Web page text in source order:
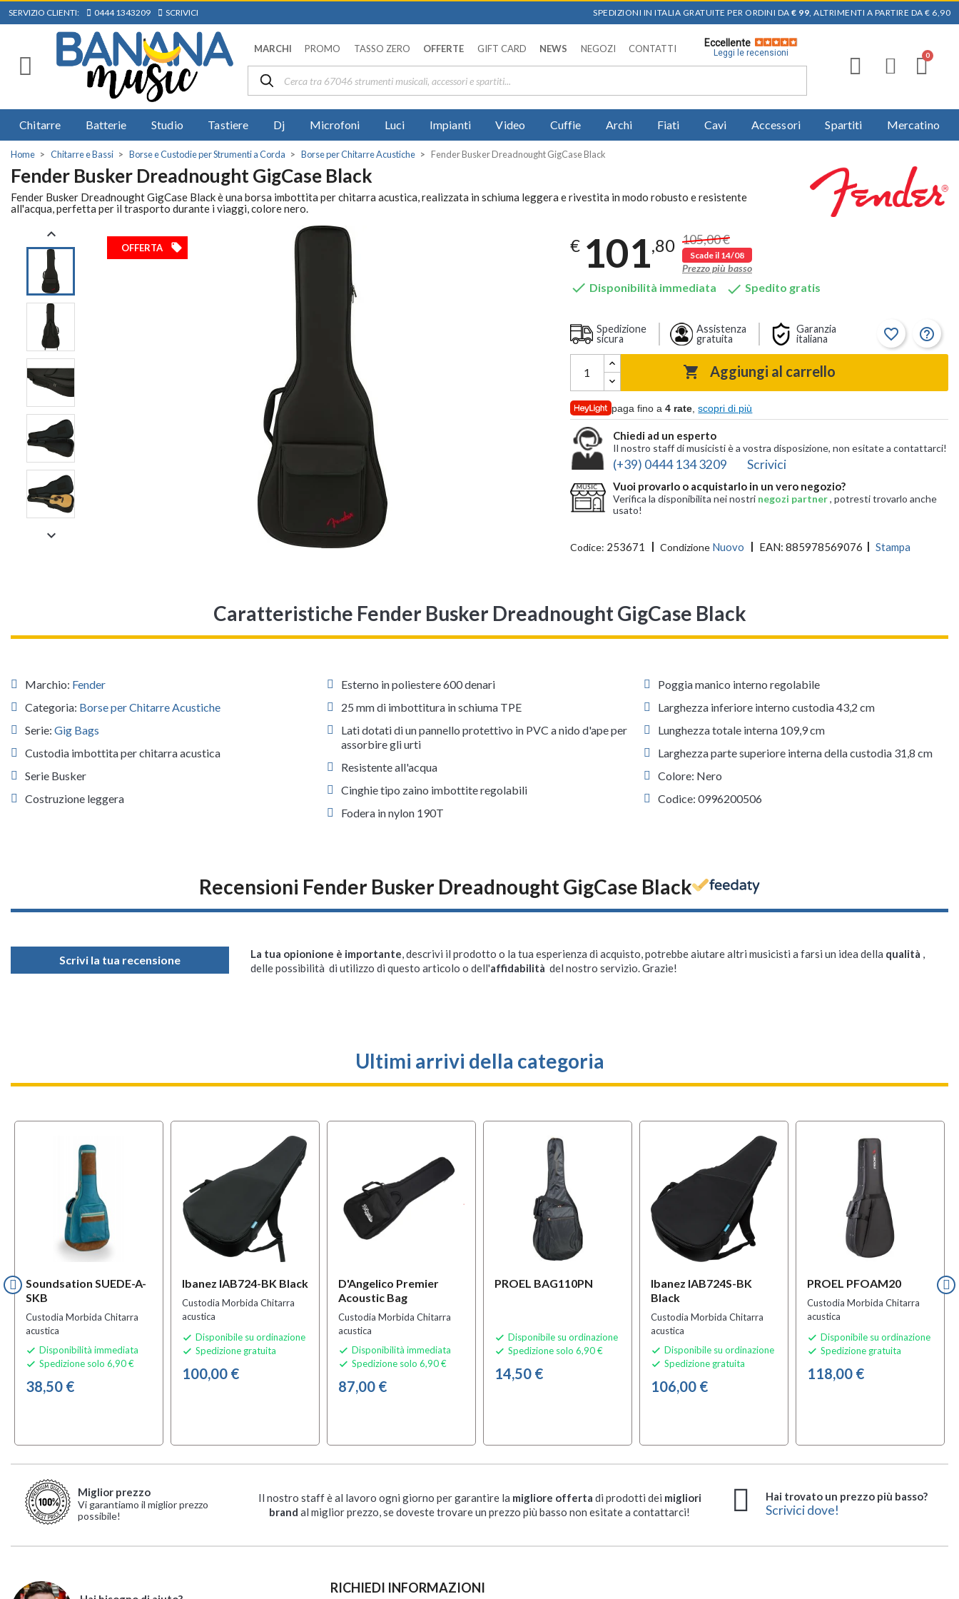
SERVIZIO CLIENTI: 0444 1343209 SCRIVICI SPEDIZIONI IN ITALIA GRATUITE PER ORDINI DA € 99, ALTRIMENTI A PARTIRE DA € 6,90
MARCHI PROMO TASSO ZERO OFFERTE GIFT CARD NEWS NEGOZI CONTATTI
Eccellente
Leggi le recensioni
Chitarre Batterie Studio Tastiere Dj Microfoni Luci Impianti Video Cuffie Archi Fiati Cavi Accessori Spartiti Mercatino
Home Chitarre e Bassi Borse e Custodie per Strumenti a Corda Borse per Chitarre Acustiche Fender Busker Dreadnought GigCase Black
Fender Busker Dreadnought GigCase Black
Fender Busker Dreadnought GigCase Black è una borsa imbottita per chitarra acustica, realizzata in schiuma leggera e rivestita in modo robusto e resistente
all'acqua, perfetta per il trasporto durante i viaggi, colore nero.
OFFERTA local_offer


€ 101,80 105,00 €
Scade il 14/08
Prezzo più basso
 Disponibilità immediata  Spedito gratis
Spedizione
sicura
Assistenza
gratuita
Garanzia
italiana
favorite_border help_outline
 Aggiungi al carrello
paga fino a4 rate ,scopri di più
Chiedi ad un esperto
Il nostro staff di musicisti è a vostra disposizione, non esitate a contattarci!
(+39) 0444 134 3209 Scrivici
Vuoi provarlo o acquistarlo in un vero negozio?
Verifica la disponibilita nei nostri negozi partner, potresti trovarlo anche
usato!
Codice: 253671 Condizione Nuovo EAN: 885978569076 Stampa
Caratteristiche Fender Busker Dreadnought GigCase Black
Marchio: Fender
Categoria: Borse per Chitarre Acustiche
Serie: Gig Bags
Custodia imbottita per chitarra acustica
Serie Busker
Costruzione leggera
Esterno in poliestere 600 denari
25 mm di imbottitura in schiuma TPE
Lati dotati di un pannello protettivo in PVC a nido d'ape per
assorbire gli urti
Resistente all'acqua
Cinghie tipo zaino imbottite regolabili
Fodera in nylon 190T
Poggia manico interno regolabile
Larghezza inferiore interno custodia 43,2 cm
Lunghezza totale interna 109,9 cm
Larghezza parte superiore interna della custodia 31,8 cm
Colore: Nero
Codice: 0996200506
Recensioni Fender Busker Dreadnought GigCase Black
Scrivi la tua recensione La tua opionione è importante, descrivi il prodotto o la tua esperienza di acquisto, potrebbe aiutare altri musicisti a farsi un idea della qualità ,
delle possibilità di utilizzo di questo articolo o dell'affidabilità del nostro servizio. Grazie!
Ultimi arrivi della categoria
Soundsation SUEDE-A-
SKB
Custodia Morbida Chitarra
acustica
 Disponibilità immediata
 Spedizione solo 6,90 €
38,50 €
Ibanez IAB724-BK Black
Custodia Morbida Chitarra
acustica
 Disponibile su ordinazione
 Spedizione gratuita
100,00 €
D'Angelico Premier
Acoustic Bag
Custodia Morbida Chitarra
acustica
 Disponibilità immediata
 Spedizione solo 6,90 €
87,00 €
PROEL BAG110PN
 Disponibile su ordinazione
 Spedizione solo 6,90 €
14,50 €
Ibanez IAB724S-BK
Black
Custodia Morbida Chitarra
acustica
 Disponibile su ordinazione
 Spedizione gratuita
106,00 €
PROEL PFOAM20
Custodia Morbida Chitarra
acustica
 Disponibile su ordinazione
 Spedizione gratuita
118,00 €
Miglior prezzo
Vi garantiamo il miglior prezzo
possibile!
Il nostro staff è al lavoro ogni giorno per garantire la migliore offerta di prodotti dei migliori
brand al miglior prezzo, se doveste trovare un prezzo più basso non esitate a contattarci!
Hai trovato un prezzo più basso?
Scrivici dove!
RICHIEDI INFORMAZIONI